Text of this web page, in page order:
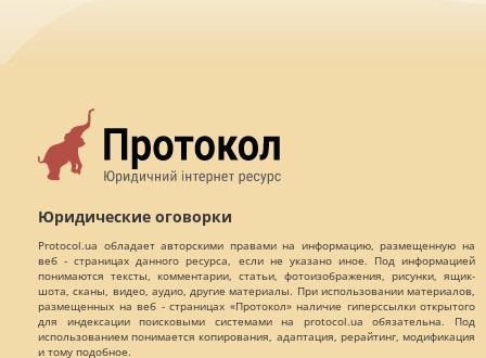
Юридические оговорки
Protocol.ua обладает авторскими правами на информацию, размещенную на
веб - страницах данного ресурса, если не указано иное. Под информацией
понимаются тексты, комментарии, статьи, фотоизображения, рисунки, ящик-
шота, сканы, видео, аудио, другие материалы. При использовании материалов,
размещенных на веб - страницах «Протокол» наличие гиперссылки открытого
для индексации поисковыми системами на protocol.ua обязательна. Под
использованием понимается копирования, адаптация, рерайтинг, модификация
и тому подобное.